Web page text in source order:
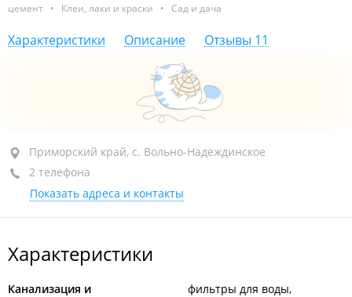
цемент • Клеи, лаки и краски • Сад и дача
Характеристики Описание Отзывы 11
Приморский край, с. Вольно-Надеждинское, ул.
Удачная, 6 стр. 3
+7 908 991-62-62
+7 (423) 205-65-54
Приморский край, с. Вольно-Надеждинское
2 телефона
Показать адреса и контакты
Характеристики
Канализация и
фильтры для воды